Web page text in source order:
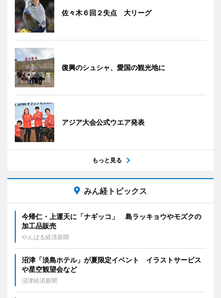
佐々木６回２失点 大リーグ
復興のシュシャ、愛国の観光地に
アジア大会公式ウエア発表
もっと見る
みん経トピックス
今帰仁・上運天に「ナギッコ」 島ラッキョウやモズクの
加工品販売
やんばる経済新聞
沼津「淡島ホテル」が夏限定イベント イラストサービス
や星空観望会など
沼津経済新聞